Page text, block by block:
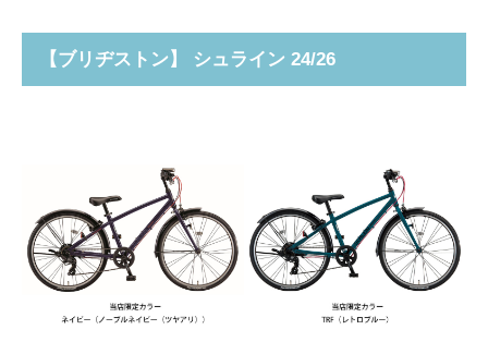
【ブリヂストン 】 シュライン 24/26